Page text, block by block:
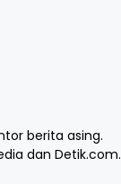
berita asing.
dan Detik.com.